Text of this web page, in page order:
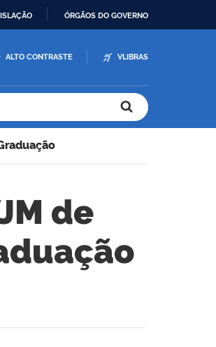
ÓRGÃOS DO GOVERNO
ALTO CONTRASTE VLIBRAS
de